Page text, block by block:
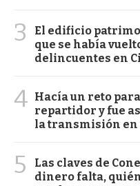
3
El edificio
que se había
delincuentes en
4 Hacía un reto
repartidor y fue
la transmisión en
5
Las claves de
dinero falta,